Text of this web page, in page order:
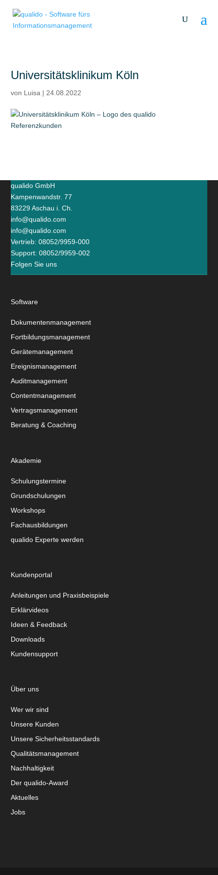
Universitätsklinikum Köln
von Luisa | 24.08.2022
qualido GmbH
Kampenwandstr. 77
83229 Aschau i. Ch.
info@qualido.com
info@qualido.com
Vertrieb: 08052/9959-000
Support: 08052/9959-002
Folgen Sie uns
Software
Dokumentenmanagement
Fortbildungsmanagement
Gerätemanagement
Ereignismanagement
Auditmanagement
Contentmanagement
Vertragsmanagement
Beratung & Coaching
Akademie
Schulungstermine
Grundschulungen
Workshops
Fachausbildungen
qualido Experte werden
Kundenportal
Anleitungen und Praxisbeispiele
Erklärvideos
Ideen & Feedback
Downloads
Kundensupport
Über uns
Wer wir sind
Unsere Kunden
Unsere Sicherheitsstandards
Qualitätsmanagement
Nachhaltigkeit
Der qualido-Award
Aktuelles
Jobs